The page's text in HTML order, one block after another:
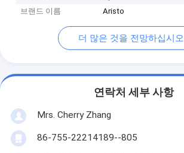
브랜드 이름
Aristo
더 많은 것을 전망하십시오
연락처 세부 사항
Mrs. Cherry Zhang
86-755-22214189--805